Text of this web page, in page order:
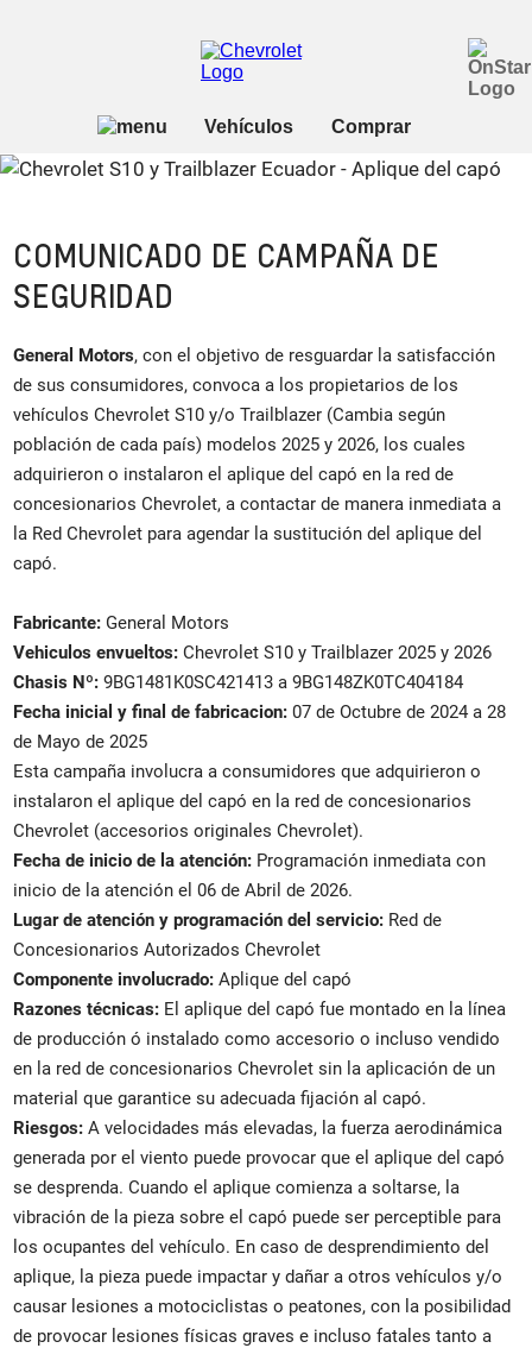
COMUNICADO DE CAMPAÑA DE
SEGURIDAD
General Motors, con el objetivo de resguardar la satisfacción
de sus consumidores, convoca a los propietarios de los
vehículos Chevrolet S10 y/o Trailblazer (Cambia según
población de cada país) modelos 2025 y 2026, los cuales
adquirieron o instalaron el aplique del capó en la red de
concesionarios Chevrolet, a contactar de manera inmediata a
la Red Chevrolet para agendar la sustitución del aplique del
capó.
Fabricante: General Motors
Vehiculos envueltos: Chevrolet S10 y Trailblazer 2025 y 2026
Chasis Nº: 9BG1481K0SC421413 a 9BG148ZK0TC404184
Fecha inicial y final de fabricacion: 07 de Octubre de 2024 a 28
de Mayo de 2025
Esta campaña involucra a consumidores que adquirieron o
instalaron el aplique del capó en la red de concesionarios
Chevrolet (accesorios originales Chevrolet).
Fecha de inicio de la atención: Programación inmediata con
inicio de la atención el 06 de Abril de 2026.
Lugar de atención y programación del servicio: Red de
Concesionarios Autorizados Chevrolet
Componente involucrado: Aplique del capó
Razones técnicas: El aplique del capó fue montado en la línea
de producción ó instalado como accesorio o incluso vendido
en la red de concesionarios Chevrolet sin la aplicación de un
material que garantice su adecuada fijación al capó.
Riesgos: A velocidades más elevadas, la fuerza aerodinámica
generada por el viento puede provocar que el aplique del capó
se desprenda. Cuando el aplique comienza a soltarse, la
vibración de la pieza sobre el capó puede ser perceptible para
los ocupantes del vehículo. En caso de desprendimiento del
aplique, la pieza puede impactar y dañar a otros vehículos y/o
causar lesiones a motociclistas o peatones, con la posibilidad
de provocar lesiones físicas graves e incluso fatales tanto a